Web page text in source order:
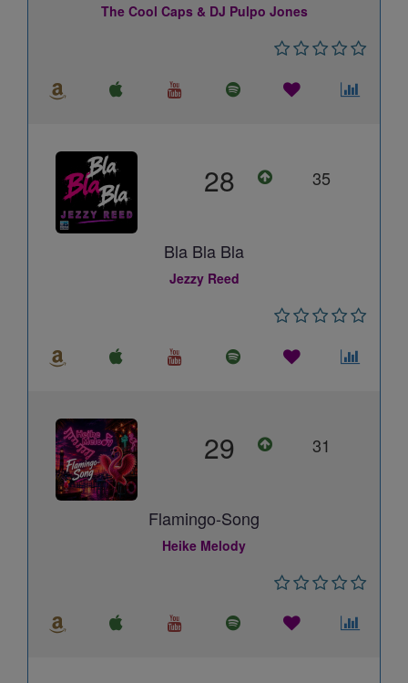
The Cool Caps & DJ Pulpo Jones
28 35
Bla Bla Bla
Jezzy Reed
29 31
Flamingo-Song
Heike Melody